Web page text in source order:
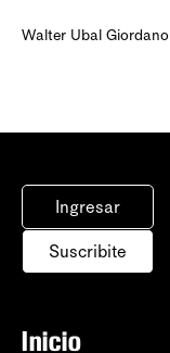
Walter Ubal Giordano
Ingresar
Suscribite
Inicio